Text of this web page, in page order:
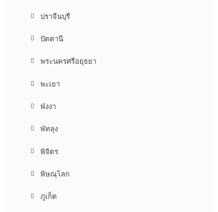
ปราจีนบุรี
ปัตตานี
พระนครศรีอยุธยา
พะเยา
พังงา
พัทลุง
พิจิตร
พิษณุโลก
ภูเก็ต